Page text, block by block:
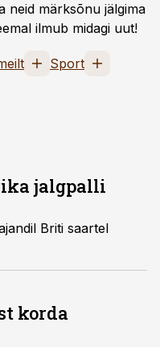
neid märksõnu jälgima
ilmub midagi uut!
Sport
jalgpalli
Briti saartel
korda